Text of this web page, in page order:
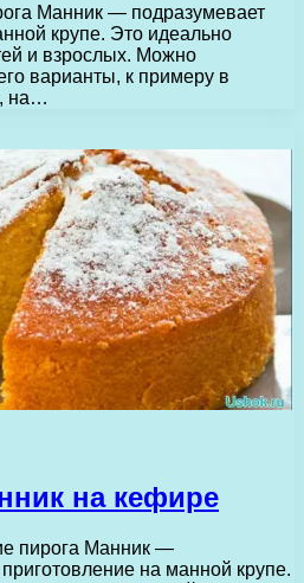
Манник — подразумевает
крупе. Это идеально
и взрослых. Можно
варианты, к примеру в
на…
на кефире
пирога Манник —
на манной крупе.